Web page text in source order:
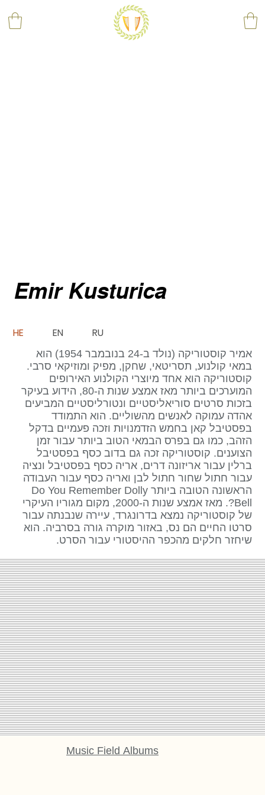
Emir Kusturica
RU
EN
HE
אמיר קוסטוריקה (נולד ב-24 בנובמבר 1954) הוא
במאי קולנוע, תסריטאי, שחקן, מפיק ומוזיקאי סרבי.
קוסטוריקה הוא אחד מיוצרי הקולנוע האירופים
המוערכים ביותר מאז אמצע שנות ה-80, הידוע בעיקר
בזכות סרטים סוריאליסטיים ונטורליסטיים המביעים
אהדה עמוקה לאנשים מהשוליים. הוא התמודד
בפסטיבל קאן בחמש הזדמנויות וזכה פעמיים בדקל
הזהב, כמו גם בפרס הבמאי הטוב ביותר עבור זמן
הצוענים. קוסטוריקה זכה גם בדוב כסף בפסטיבל
ברלין עבור אריזונה דרים, אריה כסף בפסטיבל ונציה
עבור חתול שחור חתול לבן ואריה כסף עבור העבודה
הראשונה הטובה ביותר Do You Remember Dolly
Bell?. מאז אמצע שנות ה-2000, מקום מגוריו העיקרי
של קוסטוריקה נמצא בדרונגרד, עיירה שנבנתה עבור
סרטו החיים הם נס, באזור מוקרה גורה בסרביה. הוא
שיחזר חלקים מהכפר ההיסטורי עבור הסרט.
Music Field Albums